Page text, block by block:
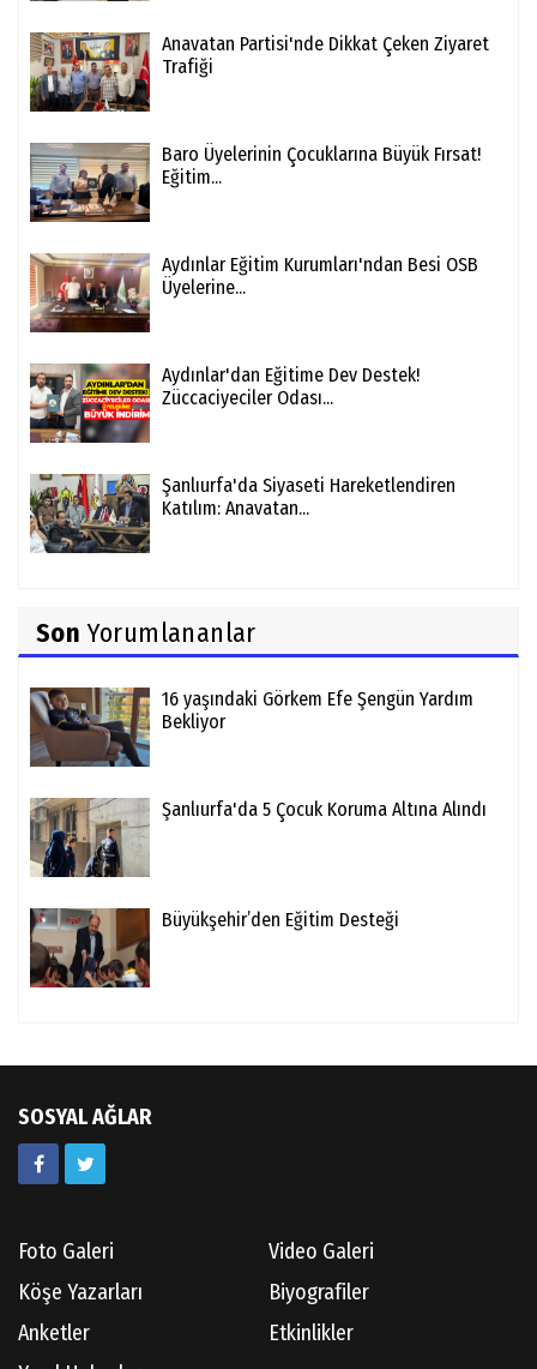
Anavatan Partisi'nde Dikkat Çeken Ziyaret
Trafiği
Baro Üyelerinin Çocuklarına Büyük Fırsat!
Eğitim...
Aydınlar Eğitim Kurumları'ndan Besi OSB
Üyelerine...
Aydınlar'dan Eğitime Dev Destek!
Züccaciyeciler Odası...
Şanlıurfa'da Siyaseti Hareketlendiren
Katılım: Anavatan...
Son Yorumlananlar
16 yaşındaki Görkem Efe Şengün Yardım
Bekliyor
Şanlıurfa'da 5 Çocuk Koruma Altına Alındı
Büyükşehir’den Eğitim Desteği
SOSYAL AĞLAR
Foto Galeri
Video Galeri
Köşe Yazarları
Biyografiler
Anketler
Etkinlikler